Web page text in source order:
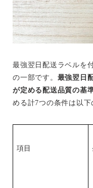
最強翌日配送ラベルを
の一部です。 最強翌日
が定める配送品質の基
める計7つの条件は以下
項目